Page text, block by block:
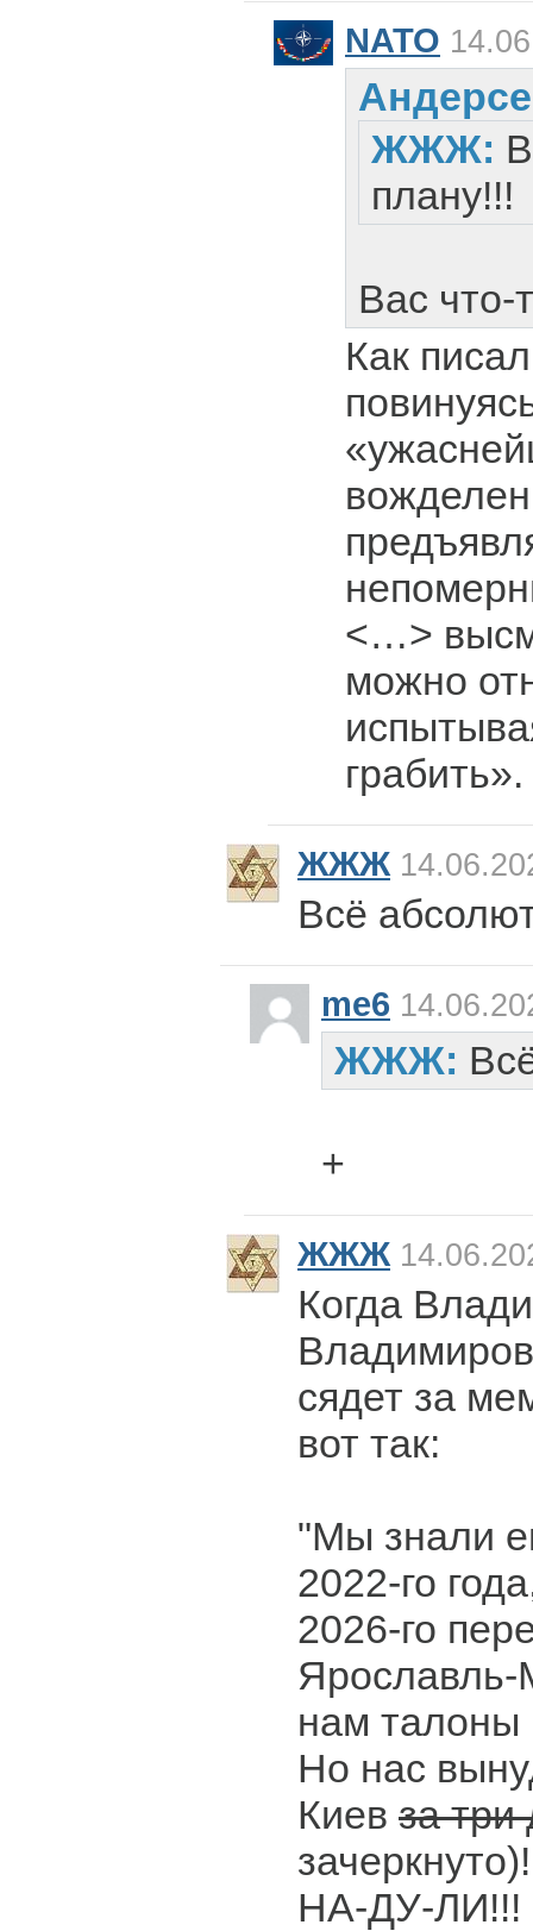
NATO
ЖЖЖ:
плану!!!
Вас что-
Как
<…>
можно
грабить».
ЖЖЖ
Всё
me6
ЖЖЖ:
+
ЖЖЖ
Когда
сядет за
вот так:
"Мы знали
2022-го
2026-го
Ярославль-
нам талоны
Но нас
Киев за три
зачеркнуто)!
НА-ДУ-ЛИ!!!